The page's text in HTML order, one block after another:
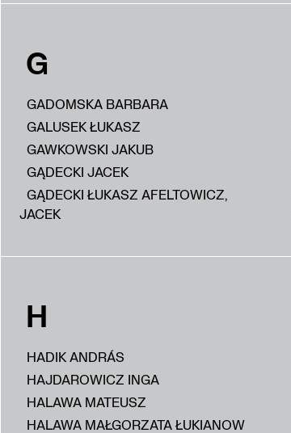
G
GADOMSKA BARBARA
GALUSEK ŁUKASZ
GAWKOWSKI JAKUB
GĄDECKI JACEK
GĄDECKI ŁUKASZ AFELTOWICZ,
JACEK
H
HADIK ANDRÁS
HAJDAROWICZ INGA
HALAWA MATEUSZ
HALAWA MAŁGORZATA ŁUKIANOW